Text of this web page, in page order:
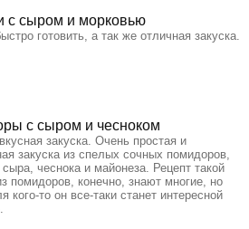
с сыром и морковью
готовить, а так же отличная закуска.
с сыром и чесноком
закуска. Очень простая и
закуска из спелых сочных помидоров,
сыра, чеснока и майонеза. Рецепт такой
помидоров, конечно, знают многие, но
кого-то он все-таки станет интересной